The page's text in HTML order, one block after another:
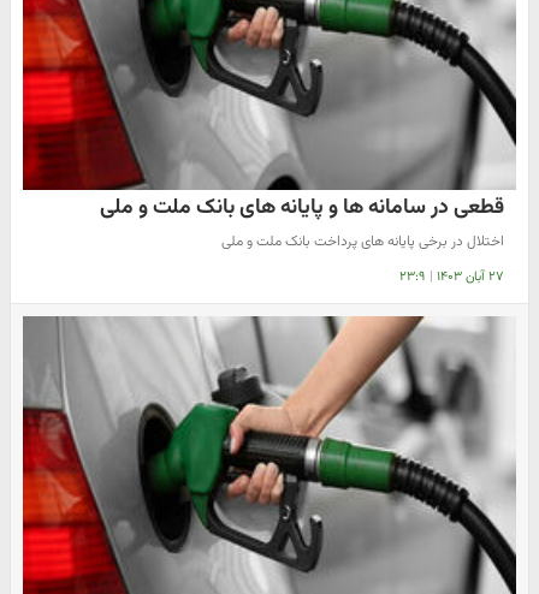
قطعی در سامانه ها و پایانه های بانک ملت و ملی
اختلال در برخی پایانه های پرداخت بانک ملت و ملی
۲۷ آبان ۱۴۰۳ | ۲۳:۹